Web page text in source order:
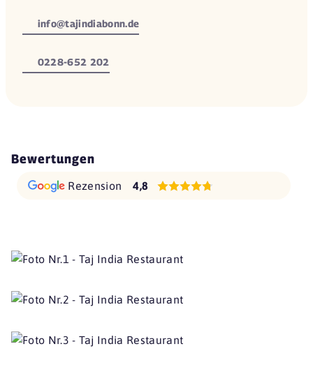
info@tajindiabonn.de
0228-652 202
Bewertungen
Rezension 4,8